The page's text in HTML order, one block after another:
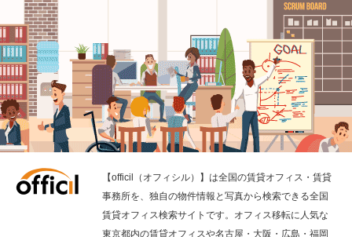
【officil（オフィシル）】は全国の賃貸オフィス・賃貸
事務所を、独自の物件情報と写真から検索できる全国
賃貸オフィス検索サイトです。オフィス移転に人気な
東京都内の賃貸オフィスや名古屋・大阪・広島・福岡